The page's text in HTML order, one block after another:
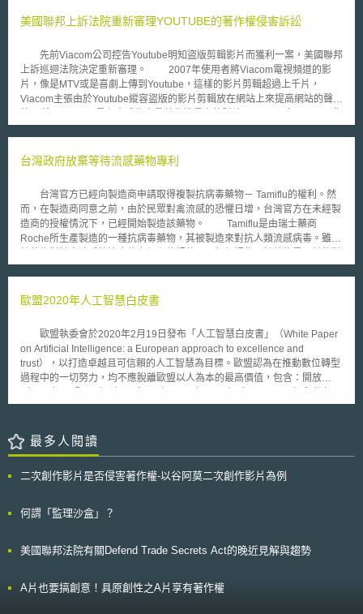
出廠時若預設無法更改的參數，即預設固定程式無法更新，則該裝置連接物
其它連結設備之安全性。 2016至今，物聯網相關設備已被惡意阻斷服
務攻擊(DDOS)影響相關網站、伺服器以及網路基礎設施提供者。
Warner等4位參議員提出的〈2017年物聯網資安改進法〉(Internet of
Things (IoT) Cybersecurity Improvement Act of 2017)草案，主要關注： 聯
邦政府採購的物聯網相關設備，須可持續更新、符合產業標準、不含無法更
Office of Management and Budget ,OMB)，須發展可供替代網路級
畫局(National Protection and Programs Directorate)須向提供連線設備予
人員基於誠實信用研究時，所揭露與資安漏洞有關之法規責任。 要求所有
執行機構清點所有連結物聯網的設備。
美國聯邦上訴法院重新審理YOUTUBE的著作權侵害訴訟
先前Viacom公司控告Youtube明知盜版剪輯影片而獲利一案，美國聯邦
上訴巡迴法院決定重新審理。 2007年使用者將Viacom電視頻道的影
片，像是MTV或是喜劇上傳到Youtube，這樣的影片剪輯超過上千片，
Viacom主張由於Youtube縱容盜版的影片剪輯放在網站上來提高網站的聲
償超過一億元的損害。 依據1998年通過的數位千禧年法案，網路服務
者著作權侵害的責任。由於youtube在獲知有侵權內容時，已經及時將侵權
5日聯邦巡迴上訴法院法官推翻地方法院的判決，並且說明合理陪審員
(reasonable jury)可以發現Youtube實質上知道或是明確的意識到網站上有
侵權的活動。 Google(Youtube的擁有者)發言人表示，侵權影片占
youtube網站上的影片僅微小的比例，並且Youtube早已移除該侵權影片。
但在Vaicom訴訟結束後，此項爭議卻開始攻擊Youtube。發言人繼續表示，
情自由表達的平台。
台灣政府放棄等待流感藥物專利
台灣官方已經向製造商申請取得複製抗病毒藥物－ Tamiflu的權利。然
而，在製造商同意之前，由於民眾對禽流感的恐懼日增，台灣官方在未經製
造商的授權情況下，已經開始製造該藥物。 Tamiflu是由瑞士藥商
Roche所生產製造的一種抗病毒藥物，其被製造來對抗人類流感病毒。雖然
抗禽流感的最佳選擇。 自 2003年12月起，禽流感已經在亞洲造成至少
的病例傳出，政府仍決定未雨綢繆，先行研製Tamiflu的非專利藥。台灣官
不會被商業化。 目前台灣官方仍在與 Roche方面談判，並且向Roche
釋出最大善意，希望該公司能儘早授權台灣官方製造Tamiflu，以確保台灣
民眾的生命安全。由於禽流感的迅速蔓延，除了台灣之外，許多國家也正在
請求該藥物的製造權利，盡力降低這場恐怖的流感風暴所造成的傷害。
歐盟2020年人工智慧白皮書
歐盟執委會於2020年2月19日發布「人工智慧白皮書」（White Paper
on Artificial Intelligence: a European approach to excellence and
trust），以打造卓越且可信賴的人工智慧為目標。歐盟認為在推動數位轉型
過程中的一切努力，均不應脫離歐盟以人為本的最高價值，包含：開放
（confident），因此在人工智慧的發展上，除了追求技術的持續精進與卓越
工智慧白皮書中分別就如何追求「卓越」與「可信賴」兩大目標，提出具體
的措施與建議。在促進人工智慧卓越方面，執委會建議的措施包含：建立人
個成員國內應至少有一個以人工智慧為主題的數位創新中心；歐盟執委會與
智慧開發與使用提供1億歐元融資；運用人工智慧提高政府採購流程效率；
方面，執委會建議的措施則包含：建立有效控制人工智慧創新風險但不箝制
人工智慧系統的監管程度應不低於對醫美產品、汽車或玩具；應確保所使用
最多人閱讀
二次創作影片是否侵害著作權-以谷阿莫二次創作影片為例
何謂「監理沙盒」？
美國聯邦法院有關Defend Trade Secrets Act的晚近見解與趨勢
A片也要搞創意！具原創性之A片享有著作權